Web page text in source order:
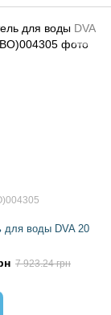
для воды DVA 20
7 923.24 грн